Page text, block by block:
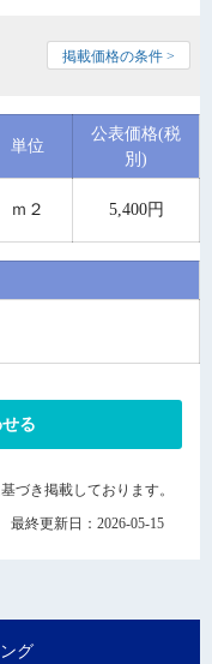
掲載価格の条件 >
単位
公表価格(税
別)
ｍ２ 5,400円
る
づき掲載しております。
最終更新日：2026-05-15
グ